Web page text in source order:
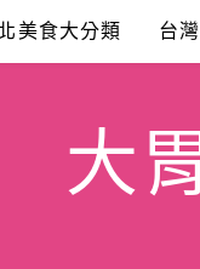
美食大分類 台
大